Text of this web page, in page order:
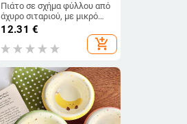
Πιάτο σε σχήμα φύλλου από
άχυρο σιταριού, με μικρό
πιάτο για ντιπ, στερεό
μοτίβο, μοντέρνο
μινιμαλιστικό στυλ
12.31 €
add_shopping_cart